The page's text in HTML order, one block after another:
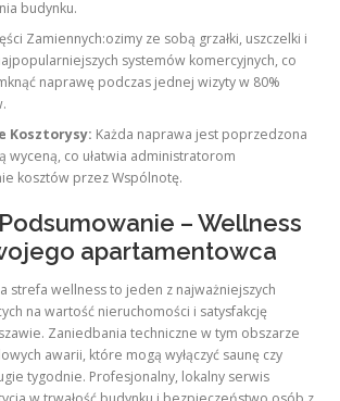
budynku.
Zamiennych:ozimy ze sobą grzałki, uszczelki i
systemów komercyjnych, co
naprawę podczas jednej wizyty w 80%
Kosztorysy: Każda naprawa jest poprzedzona
wyceną, co ułatwia administratorom
kosztów przez Wspólnotę.
– Wellness
apartamentowca
strefa wellness to jeden z najważniejszych
na wartość nieruchomości i satysfakcję
Zaniedbania techniczne w tym obszarze
awarii, które mogą wyłączyć saunę czy
tygodnie. Profesjonalny, lokalny serwis